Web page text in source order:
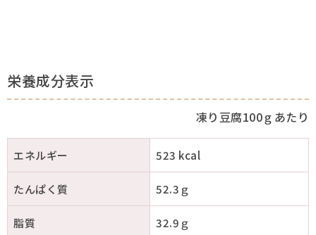
栄養成分表示
凍り豆腐100ｇあたり
エネルギー 523 kcal
たんぱく質 52.3ｇ
脂質 32.9ｇ